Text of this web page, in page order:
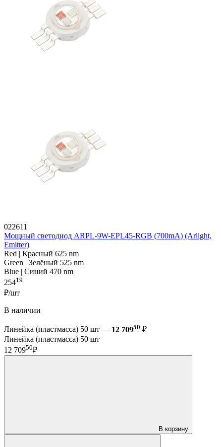
022611
Мощный светодиод ARPL-9W-EPL45-RGB (700mA) (Arlight,
Emitter)
Red | Красный 625 nm
Green | Зелёный 525 nm
Blue | Синий 470 nm
25419
₽/шт
В наличии
Линейка (пластмасса) 50 шт — 12 70950 ₽
Линейка (пластмасса) 50 шт
12 70950₽
В корзину